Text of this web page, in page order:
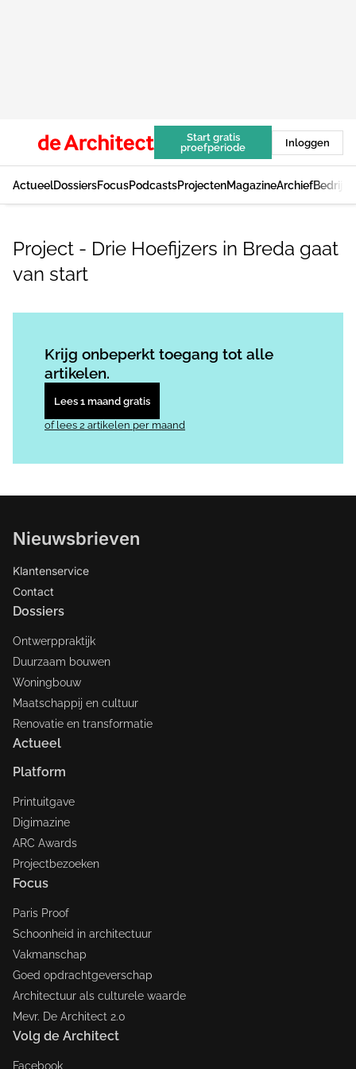
Start gratis
proefperiode
Inloggen
ActueelDossiersFocusPodcastsProjectenMagazineArchief
Project - Drie Hoefijzers in Breda gaat
van start
Krijg onbeperkt toegang tot alle
artikelen.
Lees 1 maand gratis
of lees 2 artikelen per maand
Nieuwsbrieven
Klantenservice
Contact
Dossiers
Ontwerppraktijk
Duurzaam bouwen
Woningbouw
Maatschappij en cultuur
Renovatie en transformatie
Actueel
Platform
Printuitgave
Digimazine
ARC Awards
Projectbezoeken
Focus
Paris Proof
Schoonheid in architectuur
Vakmanschap
Goed opdrachtgeverschap
Architectuur als culturele waarde
Mevr. De Architect 2.0
Volg de Architect
Facebook